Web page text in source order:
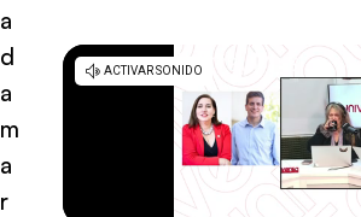
a
d
a
m
a
r